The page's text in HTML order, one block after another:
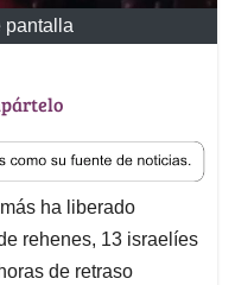
pantalla
ha liberado
rehenes, 13 israelíes
de retraso